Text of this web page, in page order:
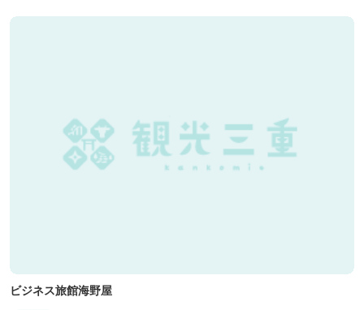
ビジネス旅館海野屋